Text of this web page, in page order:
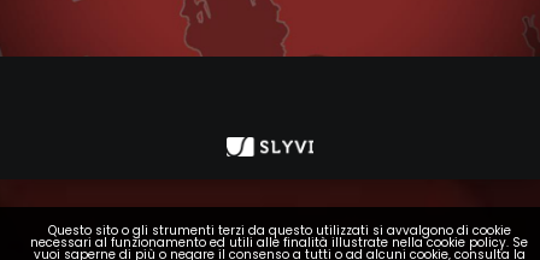
Questo sito o gli strumenti terzi da questo utilizzati si avvalgono di cookie
necessari al funzionamento ed utili alle finalità illustrate nella cookie policy. Se
vuoi saperne di più o negare il consenso a tutti o ad alcuni cookie, consulta la